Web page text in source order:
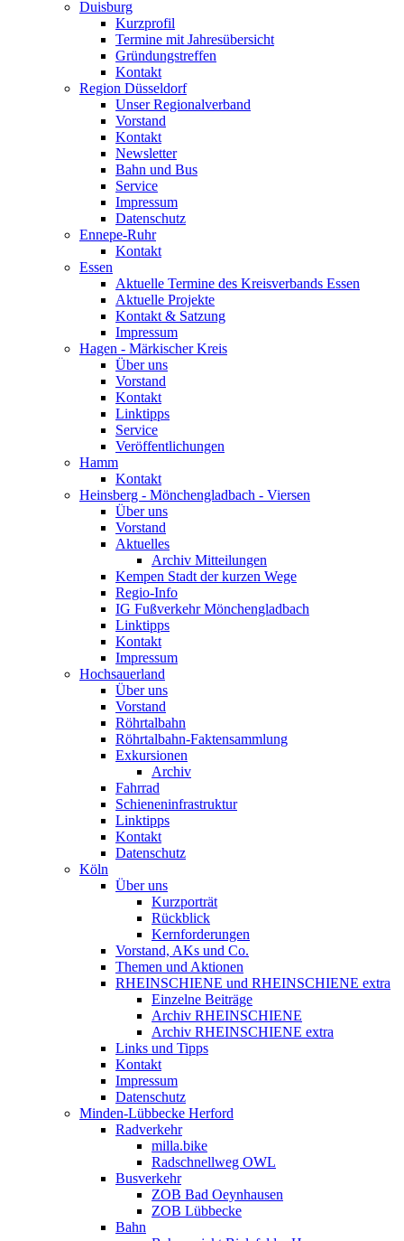
Duisburg
Kurzprofil
Termine mit Jahresübersicht
Gründungstreffen
Kontakt
Region Düsseldorf
Unser Regionalverband
Vorstand
Kontakt
Newsletter
Bahn und Bus
Service
Impressum
Datenschutz
Ennepe-Ruhr
Kontakt
Essen
Aktuelle Termine des Kreisverbands Essen
Aktuelle Projekte
Kontakt & Satzung
Impressum
Hagen - Märkischer Kreis
Über uns
Vorstand
Kontakt
Linktipps
Service
Veröffentlichungen
Hamm
Kontakt
Heinsberg - Mönchengladbach - Viersen
Über uns
Vorstand
Aktuelles
Archiv Mitteilungen
Kempen Stadt der kurzen Wege
Regio-Info
IG Fußverkehr Mönchengladbach
Linktipps
Kontakt
Impressum
Hochsauerland
Über uns
Vorstand
Röhrtalbahn
Röhrtalbahn-Faktensammlung
Exkursionen
Archiv
Fahrrad
Schieneninfrastruktur
Linktipps
Kontakt
Datenschutz
Köln
Über uns
Kurzporträt
Rückblick
Kernforderungen
Vorstand, AKs und Co.
Themen und Aktionen
RHEINSCHIENE und RHEINSCHIENE extra
Einzelne Beiträge
Archiv RHEINSCHIENE
Archiv RHEINSCHIENE extra
Links und Tipps
Kontakt
Impressum
Datenschutz
Minden-Lübbecke Herford
Radverkehr
milla.bike
Radschnellweg OWL
Busverkehr
ZOB Bad Oeynhausen
ZOB Lübbecke
Bahn